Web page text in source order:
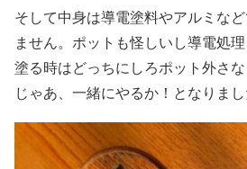
そして中身は導電塗料やアルミな
ません。ポットも怪しいし導電処
塗る時はどっちにしろポット外さな
じゃあ、一緒にやるか！となりまし